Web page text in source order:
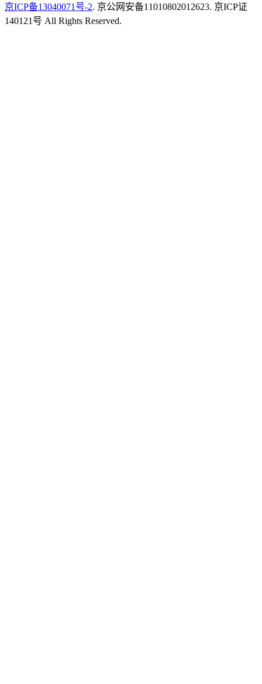
京ICP备13040071号-2. 京公网安备11010802012623. 京ICP证
140121号 All Rights Reserved.